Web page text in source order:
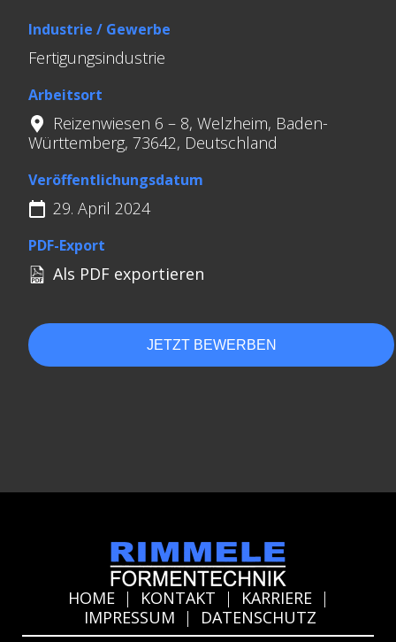
Industrie / Gewerbe
Fertigungsindustrie
Arbeitsort
Reizenwiesen 6 – 8, Welzheim, Baden-
Württemberg, 73642, Deutschland
Veröffentlichungsdatum
29. April 2024
PDF-Export
Als PDF exportieren
JETZT BEWERBEN
HOME| KONTAKT | KARRIERE |
IMPRESSUM | DATENSCHUTZ